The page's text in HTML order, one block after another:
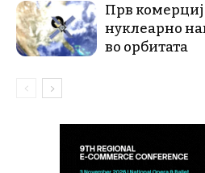
Прв
нуклеарно
во орбитата